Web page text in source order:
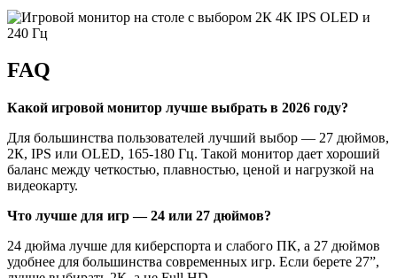
FAQ
Какой игровой монитор лучше выбрать в 2026 году?
Для большинства пользователей лучший выбор — 27 дюймов,
2К, IPS или OLED, 165-180 Гц. Такой монитор дает хороший
баланс между четкостью, плавностью, ценой и нагрузкой на
видеокарту.
Что лучше для игр — 24 или 27 дюймов?
24 дюйма лучше для киберспорта и слабого ПК, а 27 дюймов
удобнее для большинства современных игр. Если берете 27”,